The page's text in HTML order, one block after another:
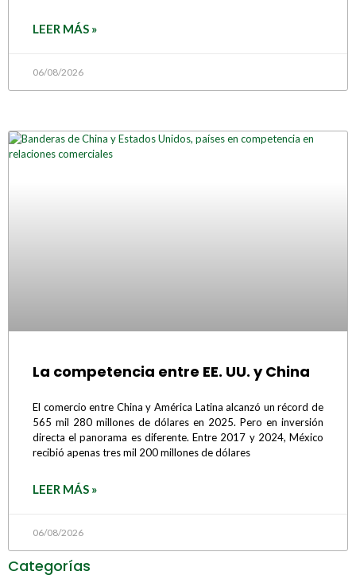
LEER MÁS »
06/08/2026
La competencia entre EE. UU. y China
El comercio entre China y América Latina alcanzó un récord de
565 mil 280 millones de dólares en 2025. Pero en inversión
directa el panorama es diferente. Entre 2017 y 2024, México
recibió apenas tres mil 200 millones de dólares
LEER MÁS »
06/08/2026
Categorías